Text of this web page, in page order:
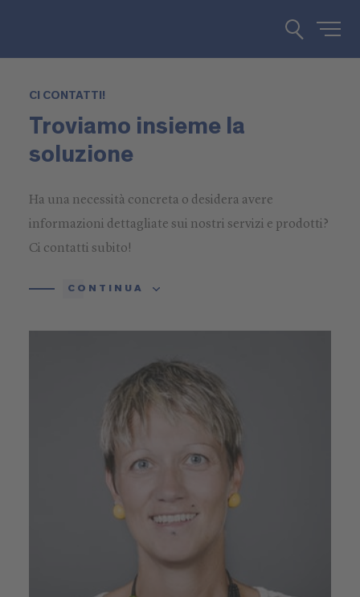
CI CONTATTI!
Troviamo insieme la
soluzione
Ha una necessità concreta o desidera avere
informazioni dettagliate sui nostri servizi e prodotti?
Ci contatti subito!
CONTINUA